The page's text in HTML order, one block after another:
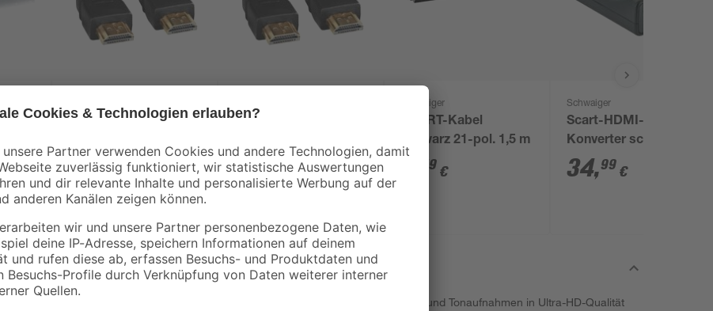
HDMI-
HD 0,7 m
8,69€
12,41 € / Meter
HDMI-
HD 2 m
12,99 €
Schwaiger
SCART-Kabel
schwarz 21-pol. 1,5 m
49 €
Schwaiger
Scart-HDMI-
Konverter schwarz
34,99 €
Das Schwaiger HDMI-Anschlusskabel gibt Bild- und Tonaufnahmen in Ultra-HD-Qualität